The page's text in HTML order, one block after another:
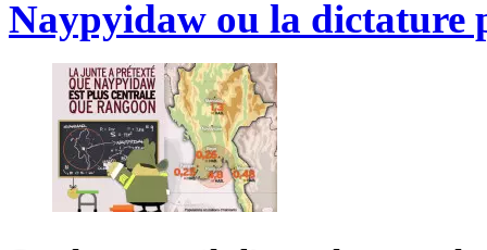
Naypyidaw ou la dictature